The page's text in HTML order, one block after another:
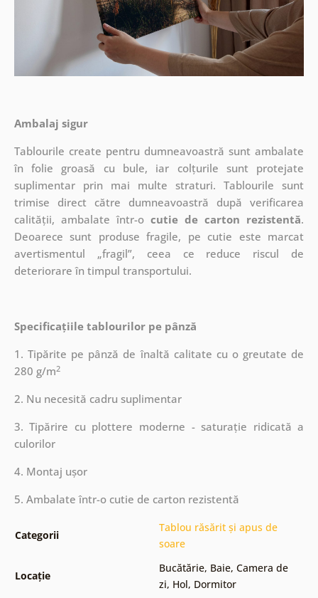
Ambalaj sigur
Tablourile create pentru dumneavoastră sunt ambalate
în folie groasă cu bule, iar colțurile sunt protejate
suplimentar prin mai multe straturi.Tablourile sunt
trimise direct către dumneavoastră după verificarea
calității, ambalate într-o cutie de carton rezistentă.
Deoarece sunt produse fragile, pe cutie este marcat
avertismentul „fragil”, ceea ce reduce riscul de
deteriorare în timpul transportului.
Specificațiile tablourilor pe pânză
1. Tipărite pe pânză de înaltă calitate cu o greutate de
280 g/m2
2. Nu necesită cadru suplimentar
3. Tipărire cu plottere moderne - saturație ridicată a
culorilor
4. Montaj ușor
5. Ambalate într-o cutie de carton rezistentă
Categorii
Tablou răsărit și apus de
soare
Locație
Bucătărie, Baie, Camera de
zi, Hol, Dormitor